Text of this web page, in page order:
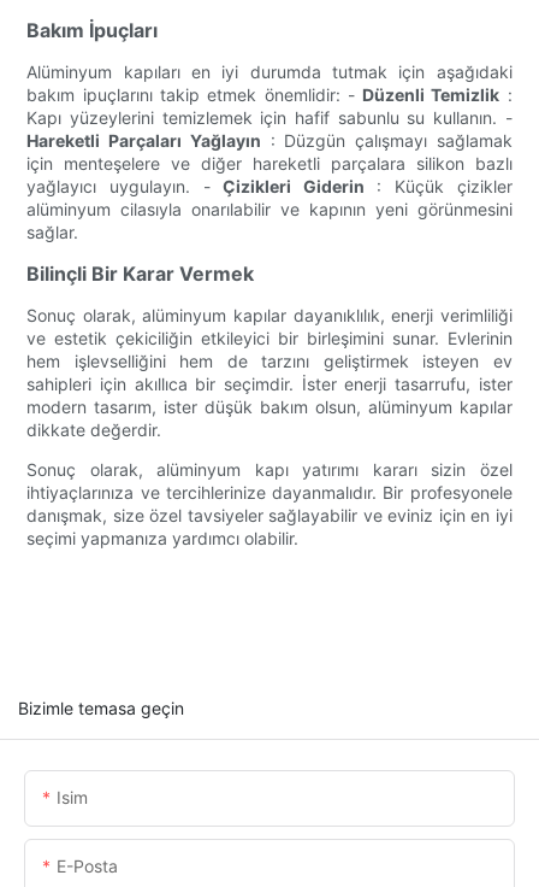
Bakım İpuçları
Alüminyum kapıları en iyi durumda tutmak için aşağıdaki
bakım ipuçlarını takip etmek önemlidir: - Düzenli Temizlik :
Kapı yüzeylerini temizlemek için hafif sabunlu su kullanın. -
Hareketli Parçaları Yağlayın : Düzgün çalışmayı sağlamak
için menteşelere ve diğer hareketli parçalara silikon bazlı
yağlayıcı uygulayın. -Çizikleri Giderin : Küçük çizikler
alüminyum cilasıyla onarılabilir ve kapının yeni görünmesini
sağlar.
Bilinçli Bir Karar Vermek
Sonuç olarak, alüminyum kapılar dayanıklılık, enerji verimliliği
ve estetik çekiciliğin etkileyici bir birleşimini sunar. Evlerinin
hem işlevselliğini hem de tarzını geliştirmek isteyen ev
sahipleri için akıllıca bir seçimdir. İster enerji tasarrufu, ister
modern tasarım, ister düşük bakım olsun, alüminyum kapılar
dikkate değerdir.
Sonuç olarak, alüminyum kapı yatırımı kararı sizin özel
ihtiyaçlarınıza ve tercihlerinize dayanmalıdır. Bir profesyonele
danışmak, size özel tavsiyeler sağlayabilir ve eviniz için en iyi
seçimi yapmanıza yardımcı olabilir.
Bizimle temasa geçin
Isim
E-Posta